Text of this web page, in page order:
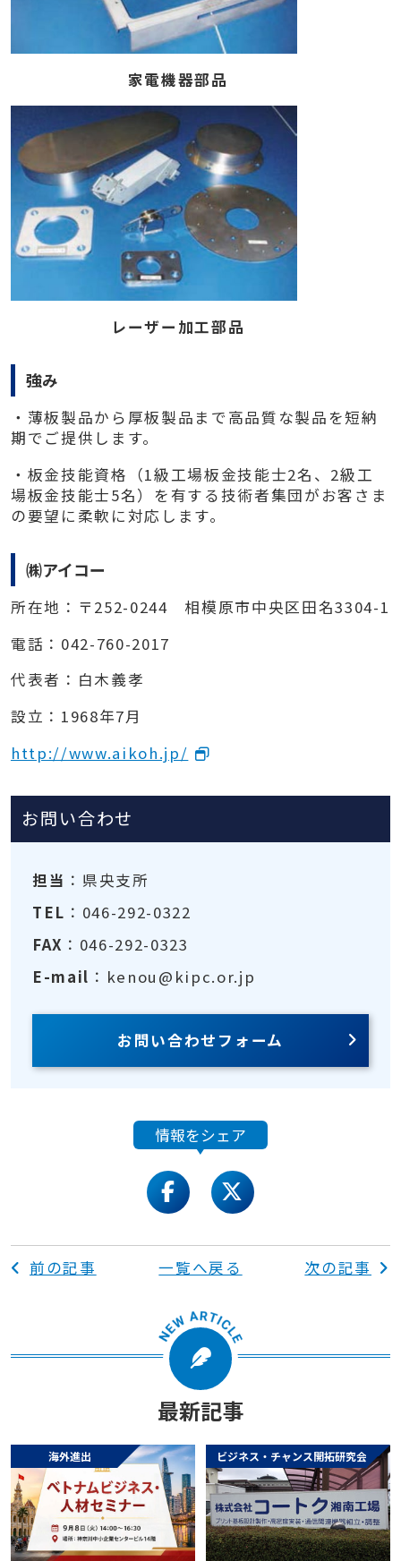
家電機器部品
レーザー加工部品
強み
・薄板製品から厚板製品まで高品質な製品を短納
期でご提供します。
・板金技能資格（1級工場板金技能士2名、 2級工
場板金技能士5名）を有する技術者集団がお客さま
の要望に柔軟に対応します。
㈱アイコー
所在地：〒 252-0244 相模原市中央区田名3304-1
電話： 042-760-2017
代表者：白木義孝
設立： 1968年7月
http://www.aikoh.jp/
お問い合わせ
担当 ：県央支所
TEL ：046-292-0322
FAX ：046-292-0323
E-mail ：kenou@kipc.or.jp
お問い合わせフォーム
情報をシェア
facebooktwitter
前の記事 一覧へ戻る 次の記事
最新記事
海外進出 ビジネス・チャンス開拓研究会